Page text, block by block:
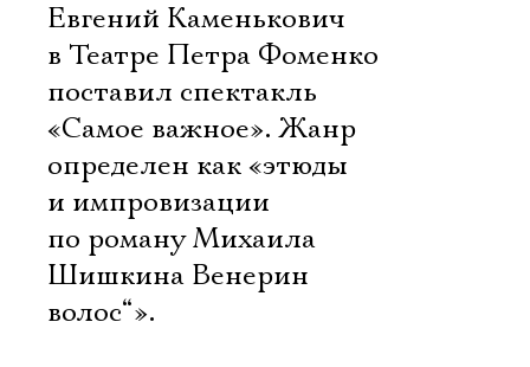
Евгений Каменькович
в Театре Петра Фоменко
поставил спектакль
«Самое важное». Жанр
определен как «этюды
и импровизации
по роману Михаила
Шишкина Венерин
волос“».